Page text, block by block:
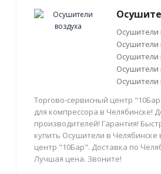
Осушители
Осушители
Осушители
Осушители
Осушители
Торгово-сервисный центр
для компрессора в Челябинске!
производителей! Гарантия!
купить Осушители в
центр "10Бар". Доставка по
Лучшая цена. Звоните!